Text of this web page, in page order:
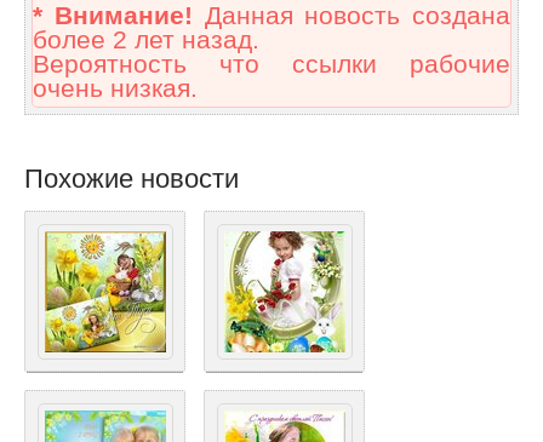
* Внимание! Данная новость создана
более 2 лет назад.
Вероятность что ссылки рабочие
очень низкая.
Похожие новости